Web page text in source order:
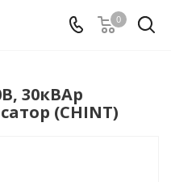
0
30кВАр
(CHINT)